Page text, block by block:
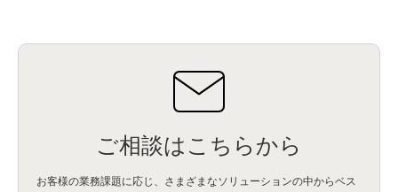
ご相談はこちらから
お客様の業務課題に応じ、さまざまなソリューションの中からベス